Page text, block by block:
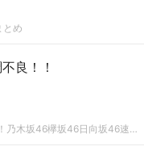
め
良！！
乃木通☆世界最速！乃木坂46欅坂46日向坂46速報まとめ